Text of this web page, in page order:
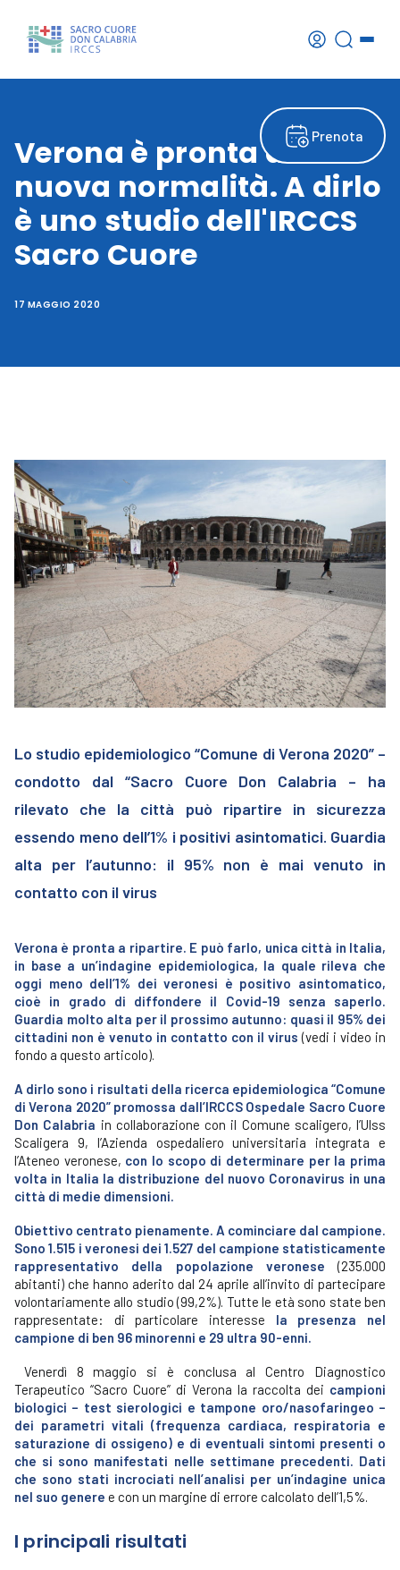
Prenota
Verona è pronta a una
nuova normalità. A dirlo
è uno studio dell'IRCCS
Sacro Cuore
17 MAGGIO 2020
Lo studio epidemiologico “Comune di Verona 2020” –
condotto dal “Sacro Cuore Don Calabria – ha
rilevato che la città può ripartire in sicurezza
essendo meno dell’1% i positivi asintomatici. Guardia
alta per l’autunno: il 95% non è mai venuto in
contatto con il virus
Verona è pronta a ripartire. E può farlo, unica città in Italia,
in base a un’indagine epidemiologica, la quale rileva che
oggi meno dell’1% dei veronesi è positivo asintomatico,
cioè in grado di diffondere il Covid-19 senza saperlo.
Guardia molto alta per il prossimo autunno: quasi il 95% dei
cittadini non è venuto in contatto con il virus (vedi i video in
fondo a questo articolo).
A dirlo sono i risultati della ricerca epidemiologica “Comune
di Verona 2020” promossa dall’IRCCS Ospedale Sacro Cuore
Don Calabria in collaborazione con il Comune scaligero, l’Ulss
Scaligera 9, l’Azienda ospedaliero universitaria integrata e
l’Ateneo veronese, con lo scopo di determinare per la prima
volta in Italia la distribuzione del nuovo Coronavirus in una
città di medie dimensioni.
Obiettivo centrato pienamente. A cominciare dal campione.
Sono 1.515 i veronesi dei 1.527 del campione statisticamente
rappresentativo della popolazione veronese (235.000
abitanti) che hanno aderito dal 24 aprile all’invito di partecipare
volontariamente allo studio (99,2%). Tutte le età sono state ben
rappresentate: di particolare interesse la presenza nel
campione di ben 96 minorenni e 29 ultra 90-enni.
Venerdì 8 maggio si è conclusa al Centro Diagnostico
Terapeutico “Sacro Cuore” di Verona la raccolta dei campioni
biologici – test sierologici e tampone oro/nasofaringeo –
dei parametri vitali (frequenza cardiaca, respiratoria e
saturazione di ossigeno) e di eventuali sintomi presenti o
che si sono manifestati nelle settimane precedenti. Dati
che sono stati incrociati nell’analisi per un’indagine unica
nel suo genere e con un margine di errore calcolato dell’1,5%.
I principali risultati